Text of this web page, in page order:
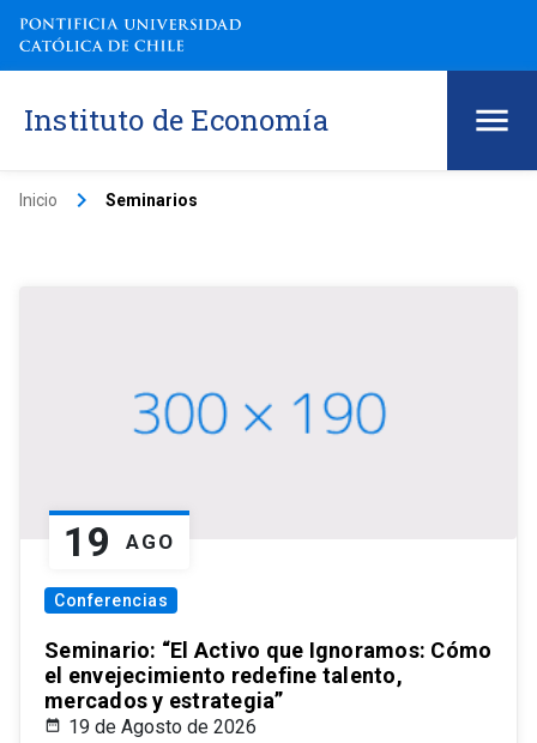
Instituto de Economía
Inicio keyboard_arrow_right Seminarios
19 AGO
Conferencias
Seminario: “El Activo que Ignoramos: Cómo
el envejecimiento redefine talento,
mercados y estrategia”
19 de Agosto de 2026